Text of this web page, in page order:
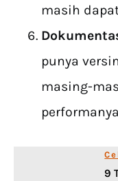
masih
punya
masing-
9